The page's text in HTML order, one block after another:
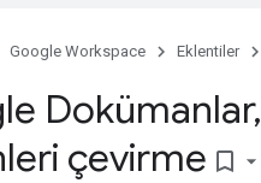
Google Workspace Eklentiler
Dokümanlar,
çevirme bookmark_border